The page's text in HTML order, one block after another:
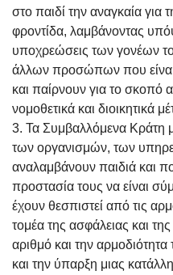
στο παιδί την αναγκαία για
φροντίδα, λαμβάνοντας
υποχρεώσεις των γονέων
άλλων προσώπων που είναι
και παίρνουν για το σκοπό
νομοθετικά και διοικητικά
3. Τα Συμβαλλόμενα Κράτη
των οργανισμών, των
αναλαμβάνουν παιδιά και
προστασία τους να είναι
έχουν θεσπιστεί από τις
τομέα της ασφάλειας και
αριθμό και την
και την ύπαρξη μιας